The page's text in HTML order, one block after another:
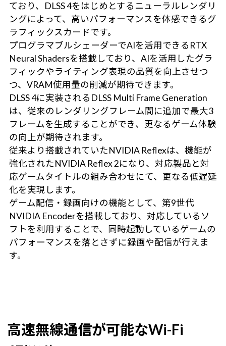
ており、DLSS 4をはじめとするニューラルレンダリ
ングによって、高いパフォーマンスを体感できるグ
ラフィックスカードです。
プログラマブルシェーダーでAIを活用できるRTX
Neural Shadersを搭載しており、AIを活用したグラ
フィックやライティング表現の品質を向上させつ
つ、VRAM使用量の削減が期待できます。
DLSS 4に実装されるDLSS Multi Frame Generation
は、従来のレンダリングフレーム間に追加で最大3
フレームを生成することができ、更なるゲーム体験
の向上が期待されます。
従来より搭載されていたNVIDIA Reflexは、機能が
強化されたNVIDIA Reflex 2になり、対応製品と対
応ゲームタイトルの組み合わせにて、更なる低遅延
化を実現します。
ゲーム配信・録画向けの機能として、第9世代
NVIDIA Encoderを搭載しており、対応しているソ
フトを利用することで、同時起動しているゲームの
パフォーマンスを落とさずに録画や配信が行えま
す。
高速無線通信が可能なWi-Fi